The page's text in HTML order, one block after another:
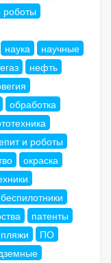
роботы
наука
научные
нефть
обработка
и роботы
окраска
патенты
пляжи
ПО